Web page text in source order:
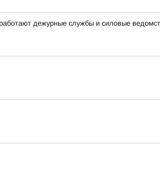
дежурные службы и силовые